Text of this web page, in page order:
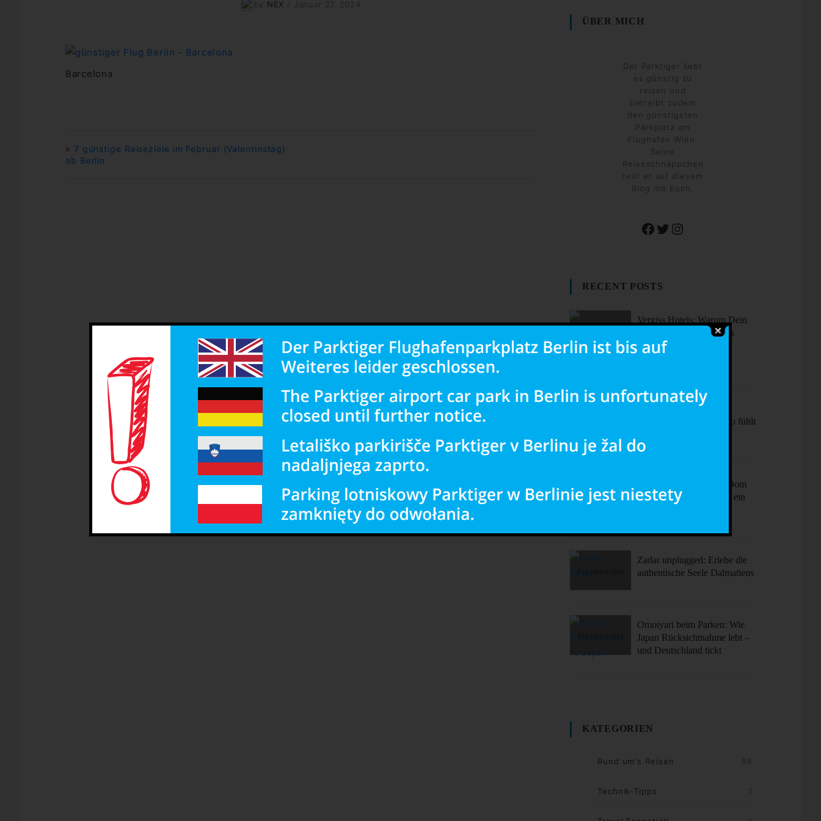
NEX
Barcelona
« 7 günstige Reiseziele im Februar (Valentinstag)
ab Berlin
ÜBER MICH
Der Parktiger liebt
es günstig zu
reisen und
betreibt zudem
den günstigsten
Parkplatz am
Flughafen Wien.
Seine
Reiseschnäppchen
teilt er auf diesem
Blog mit Euch.
Facebook
TwitterInstagram
RECENT POSTS
Vergiss Hotels: Warum Dein
nächster Urlaub in einem
dieser coolen Airbnbs
Sehenswürdigkeiten – So fühlt
Ciao Milano! Mehr als Dom
& Mode – Dein Plan für ein
Zadar unplugged: Erlebe die
authentische Seele Dalmatiens
Omoiyari beim Parken: Wie
Japan Rücksichtnahme lebt –
und Deutschland tickt
KATEGORIEN
Rund um's Reisen 56
Technik-Tipps 1